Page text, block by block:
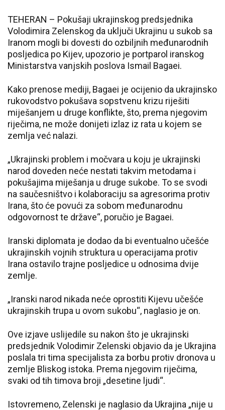
TEHERAN – Pokušaji ukrajinskog predsjednika
Volodimira Zelenskog da uključi Ukrajinu u sukob sa
Iranom mogli bi dovesti do ozbiljnih međunarodnih
posljedica po Kijev, upozorio je portparol iranskog
Ministarstva vanjskih poslova Ismail Bagaei.
Kako prenose mediji, Bagaei je ocijenio da ukrajinsko
rukovodstvo pokušava sopstvenu krizu riješiti
miješanjem u druge konflikte, što, prema njegovim
riječima, ne može donijeti izlaz iz rata u kojem se
zemlja već nalazi.
„Ukrajinski problem i močvara u koju je ukrajinski
narod doveden neće nestati takvim metodama i
pokušajima miješanja u druge sukobe. To se svodi
na saučesništvo i kolaboraciju sa agresorima protiv
Irana, što će povući za sobom međunarodnu
odgovornost te države“, poručio je Bagaei.
Iranski diplomata je dodao da bi eventualno učešće
ukrajinskih vojnih struktura u operacijama protiv
Irana ostavilo trajne posljedice u odnosima dvije
zemlje.
„Iranski narod nikada neće oprostiti Kijevu učešće
ukrajinskih trupa u ovom sukobu“, naglasio je on.
Ove izjave uslijedile su nakon što je ukrajinski
predsjednik Volodimir Zelenski objavio da je Ukrajina
poslala tri tima specijalista za borbu protiv dronova u
zemlje Bliskog istoka. Prema njegovim riječima,
svaki od tih timova broji „desetine ljudi“.
Istovremeno, Zelenski je naglasio da Ukrajina „nije u